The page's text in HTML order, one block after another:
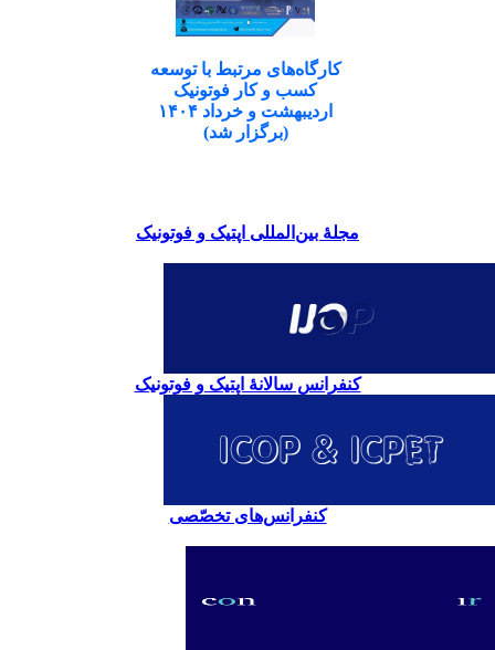
کارگاه‌های مرتبط با توسعه
کسب و کار فوتونیک
اردیبهشت و خرداد ۱۴۰۴
(برگزار شد)
مجلۀ بین‌المللی اپتیک و فوتونیک
کنفرانس سالانۀ اپتیک و فوتونیک
کنفرانس‌های تخصّصی